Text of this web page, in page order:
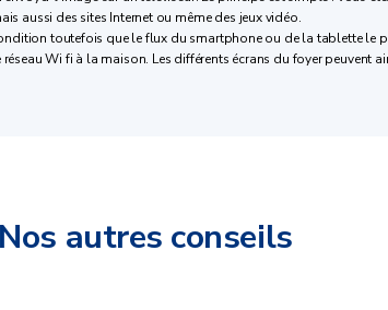
aussi des sites Internet ou même des jeux vidéo.
toutefois que le flux du smartphone ou de la tablette le
Wi fi à la maison. Les différents écrans du foyer peuvent
Nos autres conseils